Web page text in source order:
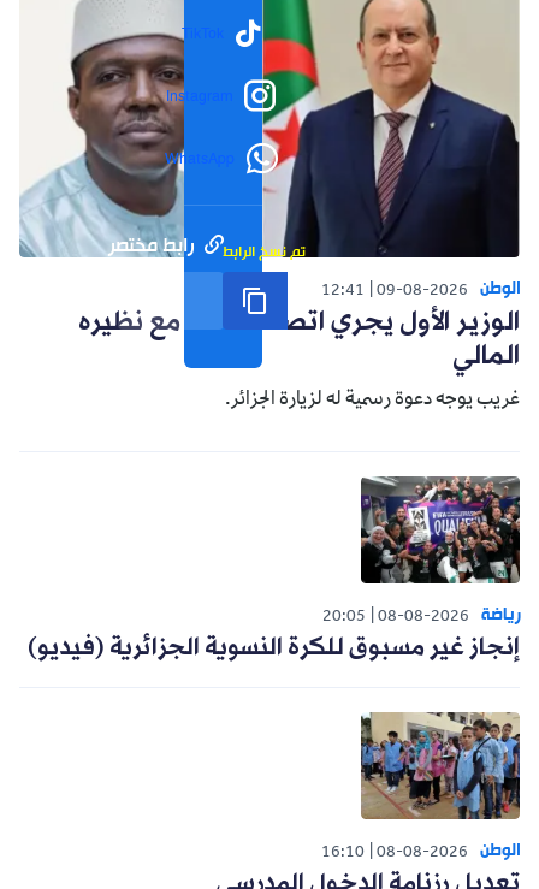
TikTok
Instagram
WhatsApp
رابط مختصر تم نسخ الرابط
الوطن 09-08-2026
12:41
الوزير الأول يجري اتصالا هاتفيا مع نظيره
المالي
غريب يوجه دعوة رسمية له لزيارة الجزائر.
رياضة 08-08-2026
20:05
إنجاز غير مسبوق للكرة النسوية الجزائرية (فيديو)
الوطن 08-08-2026
16:10